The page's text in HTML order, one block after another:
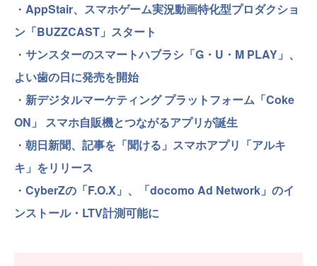
・ AppStair、スマホゲーム実況動画特化型プロダクショ
ン「BUZZCAST」スタート
・ サンスターのスマートハブラシ「G・U・M PLAY」、
よい歯の日に発売を開始
・ 新デジタルマーケティング プラットフォーム「Coke
ON」 スマホ自販機とつながるアプリが誕生
・ 朝日新聞、記事を「聞ける」スマホアプリ「アルキ
キ」をリリース
・ CyberZの「F.O.X」、「docomo Ad Network」のイ
ンストール・LTV計測可能に